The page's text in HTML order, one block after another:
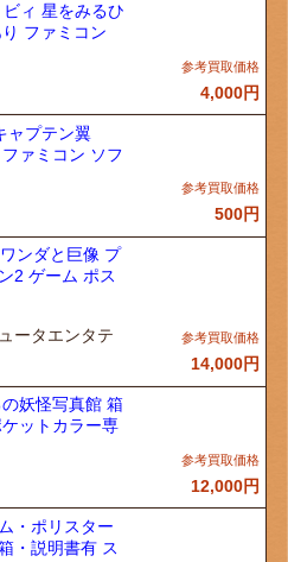
ビィ 星をみるひ
ファミコン
4,000円
ャプテン翼
ァミコン ソフ
500円
ンダと巨像 プ
2 ゲーム ポス
ータエンタテ
14,000円
妖怪写真館 箱
ットカラー専
12,000円
・ポリスター
・説明書有 ス